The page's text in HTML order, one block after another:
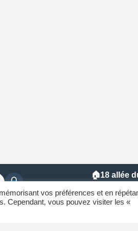
et
🏠18 allée
73370 Le
vos préférences et en
Cependant, vous pouvez visiter les «